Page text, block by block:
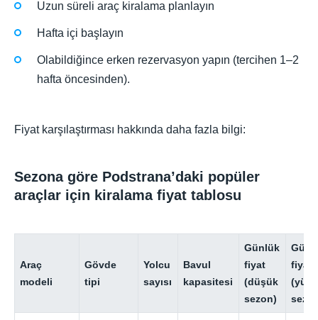
Uzun süreli araç kiralama planlayın
Hafta içi başlayın
Olabildiğince erken rezervasyon yapın (tercihen 1–2
hafta öncesinden).
Fiyat karşılaştırması hakkında daha fazla bilgi:
Sezona göre Podstrana’daki popüler
araçlar için kiralama fiyat tablosu
Araç
modeli
Gövde
tipi
Yolcu
sayısı
Bavul
kapasitesi
Günlük
fiyat
(düşük
sezon)
fiyat